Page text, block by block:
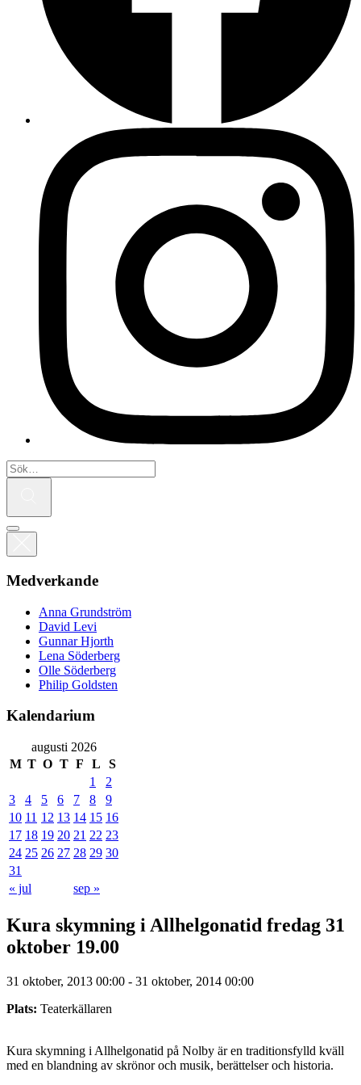
Medverkande
Anna Grundström
David Levi
Gunnar Hjorth
Lena Söderberg
Olle Söderberg
Philip Goldsten
Kalendarium
augusti 2026
M T O T F L
S
1
2
3
4 5 6 7 8
9
10 11 12 13 14 15 16
17 18 19 20 21 22 23
24 25 26 27 28 29 30
31
« jul
sep »
Kura skymning i Allhelgonatid fredag 31
oktober 19.00
31 oktober, 2013 00:00 - 31 oktober, 2014 00:00
Plats: Teaterkällaren
Kura skymning i Allhelgonatid på Nolby är en traditionsfylld kväll
med en blandning av skrönor och musik, berättelser och historia.